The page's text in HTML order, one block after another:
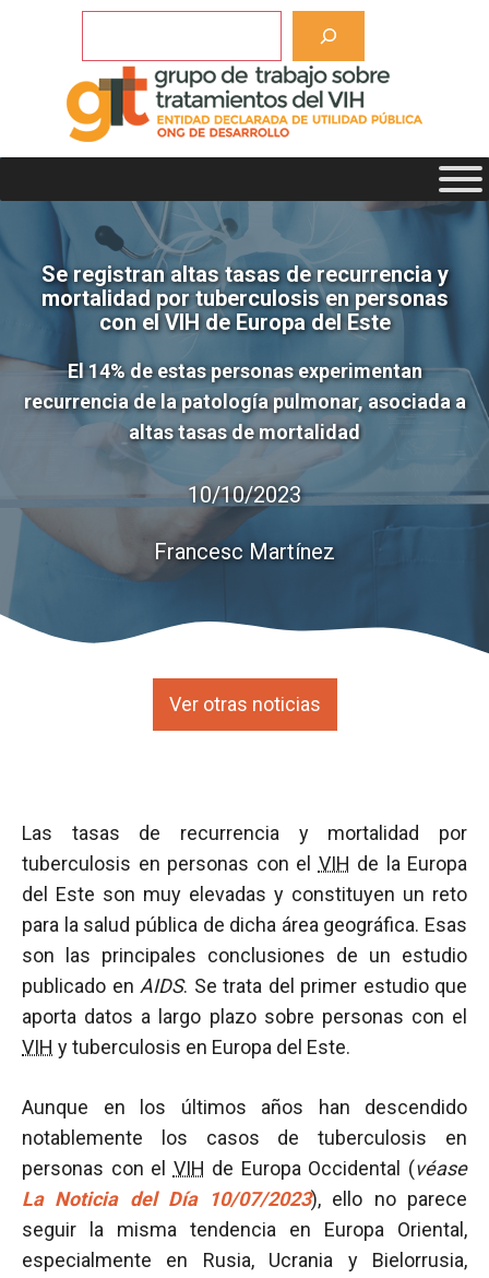
Se registran altas tasas de recurrencia y
mortalidad por tuberculosis en personas
con el VIH de Europa del Este
El 14% de estas personas experimentan
recurrencia de la patología pulmonar, asociada a
altas tasas de mortalidad
10/10/2023
Francesc Martínez
Ver otras noticias
Las tasas de recurrencia y mortalidad por
tuberculosis en personas con el VIH de la Europa
del Este son muy elevadas y constituyen un reto
para la salud pública de dicha área geográfica. Esas
son las principales conclusiones de un estudio
publicado en AIDS. Se trata del primer estudio que
aporta datos a largo plazo sobre personas con el
VIH y tuberculosis en Europa del Este.
Aunque en los últimos años han descendido
notablemente los casos de tuberculosis en
personas con el VIH de Europa Occidental (véase
La Noticia del Día 10/07/2023), ello no parece
seguir la misma tendencia en Europa Oriental,
especialmente en Rusia, Ucrania y Bielorrusia,